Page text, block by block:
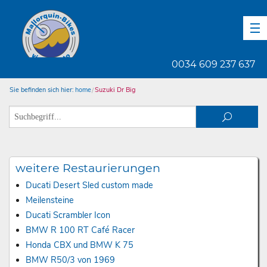
0034 609 237 637
Sie befinden sich hier: home Suzuki Dr Big
weitere Restaurierungen
Ducati Desert Sled custom made
Meilensteine
Ducati Scrambler Icon
BMW R 100 RT Café Racer
Honda CBX und BMW K 75
BMW R50/3 von 1969